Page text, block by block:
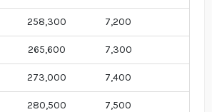
258,300 7,200
265,600 7,300
273,000 7,400
280,500 7,500